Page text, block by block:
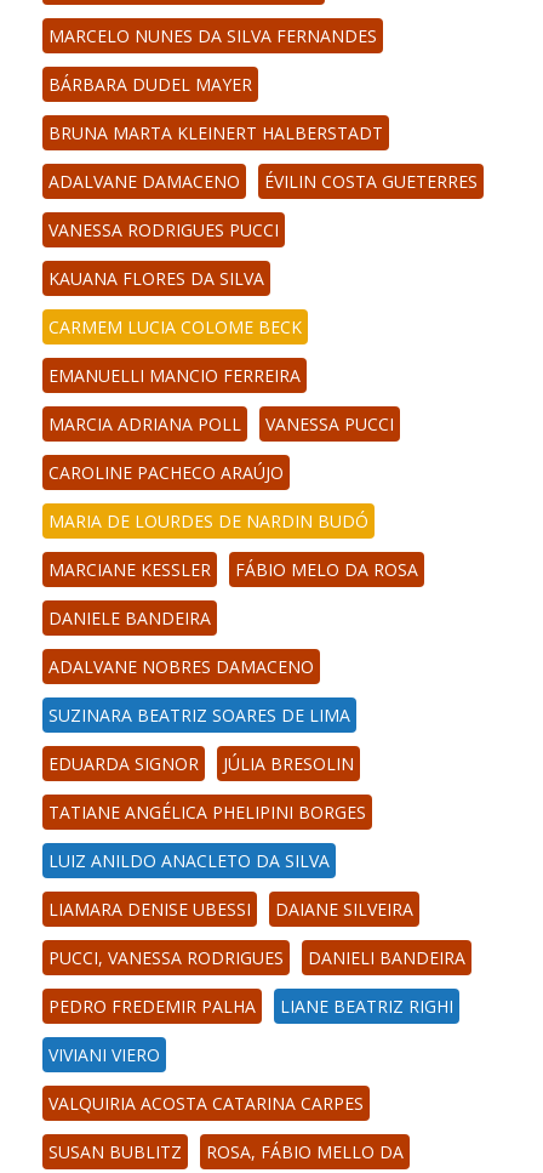
MARCELO NUNES DA SILVA FERNANDES
BÁRBARA DUDEL MAYER
BRUNA MARTA KLEINERT HALBERSTADT
ADALVANE DAMACENO ÉVILIN COSTA GUETERRES
VANESSA RODRIGUES PUCCI
KAUANA FLORES DA SILVA
CARMEM LUCIA COLOME BECK
EMANUELLI MANCIO FERREIRA
MARCIA ADRIANA POLL VANESSA PUCCI
CAROLINE PACHECO ARAÚJO
MARIA DE LOURDES DE NARDIN BUDÓ
MARCIANE KESSLER FÁBIO MELO DA ROSA
DANIELE BANDEIRA
ADALVANE NOBRES DAMACENO
SUZINARA BEATRIZ SOARES DE LIMA
EDUARDA SIGNOR JÚLIA BRESOLIN
TATIANE ANGÉLICA PHELIPINI BORGES
LUIZ ANILDO ANACLETO DA SILVA
LIAMARA DENISE UBESSI DAIANE SILVEIRA
PUCCI, VANESSA RODRIGUES DANIELI BANDEIRA
PEDRO FREDEMIR PALHA LIANE BEATRIZ RIGHI
VIVIANI VIERO
VALQUIRIA ACOSTA CATARINA CARPES
SUSAN BUBLITZ ROSA, FÁBIO MELLO DA